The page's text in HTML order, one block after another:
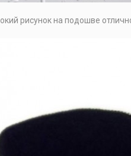
рисунок на подошве